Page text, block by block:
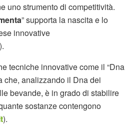
uno strumento di competitività.
” supporta la nascita e lo
innovative
).
tecniche innovative come il “Dna
che, analizzando il Dna dei
bevande, è in grado di stabilire
sostanze contengono
).